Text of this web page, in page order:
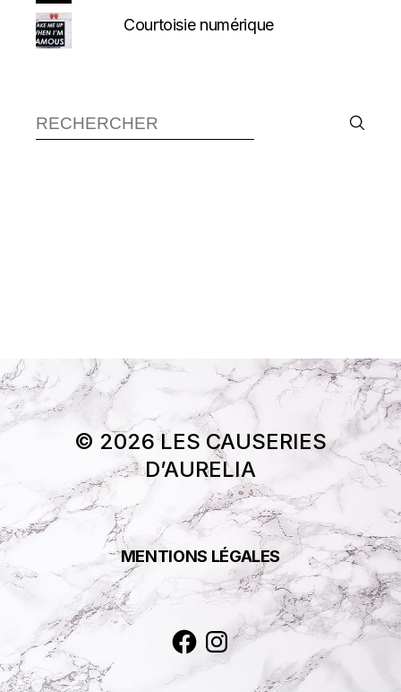
Courtoisie numérique
Recherche :
© 2026 LES CAUSERIES
D’AURELIA
MENTIONS LÉGALES
Facebook
Instagram